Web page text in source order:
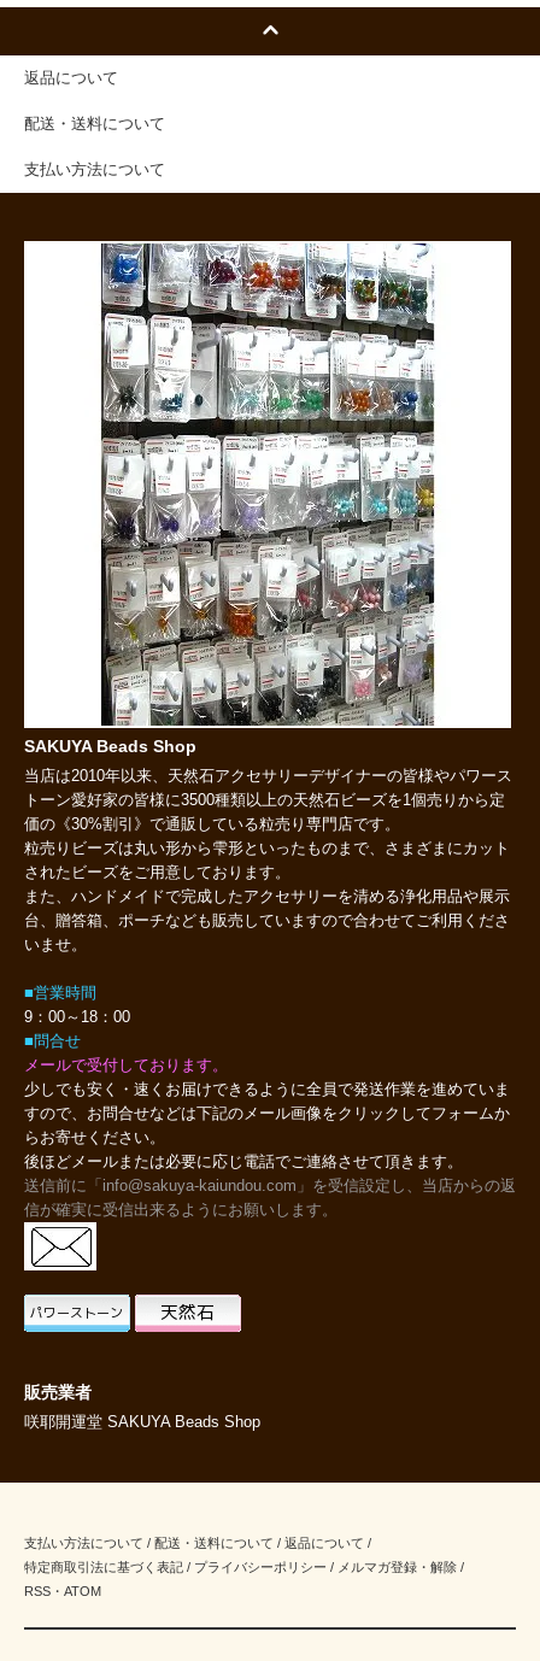
返品について
配送・送料について
支払い方法について
SAKUYA Beads Shop
当店は2010年以来、天然石アクセサリーデザイナーの皆様やパワース
トーン愛好家の皆様に3500種類以上の天然石ビーズを1個売りから定
価の《30%割引》で通販している粒売り専門店です。
粒売りビーズは丸い形から雫形といったものまで、さまざまにカット
されたビーズをご用意しております。
また、ハンドメイドで完成したアクセサリーを清める浄化用品や展示
台、贈答箱、ポーチなども販売していますので合わせてご利用くださ
いませ。
■営業時間
9：00～18：00
■問合せ
メールで受付しております。
少しでも安く・速くお届けできるように全員で発送作業を進めていま
すので、お問合せなどは下記のメール画像をクリックしてフォームか
らお寄せください。
後ほどメールまたは必要に応じ電話でご連絡させて頂きます。
送信前に「info@sakuya-kaiundou.com」を受信設定し、当店からの返
信が確実に受信出来るようにお願いします。
販売業者
咲耶開運堂 SAKUYA Beads Shop
支払い方法について / 配送・送料について / 返品について /
特定商取引法に基づく表記 / プライバシーポリシー / メルマガ登録・解除 /
RSS ・ ATOM